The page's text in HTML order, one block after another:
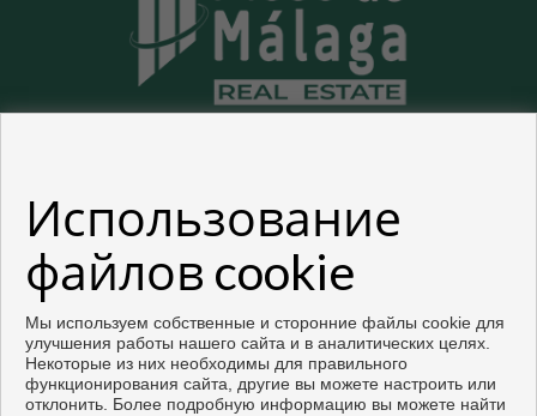
Квартиры и дома на продажу в Малага
Copyright © 2026. все права защищены.
Разработка
конфиденциальности|Cookies policy
Использование
файлов cookie
Мы используем собственные и сторонние файлы cookie для
улучшения работы нашего сайта и в аналитических целях.
Некоторые из них необходимы для правильного
функционирования сайта, другие вы можете настроить или
отклонить. Более подробную информацию вы можете найти